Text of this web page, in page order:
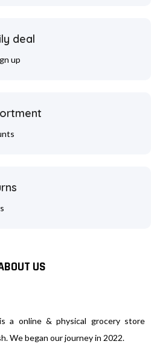
deal
up
US
a online & physical grocery store
We began our journey in 2022.